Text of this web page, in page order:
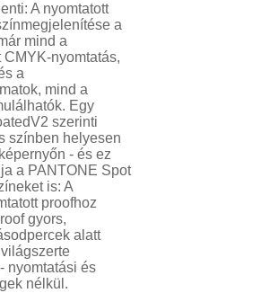
A nyomtatott
a
mind a
nyomtatás,
a
mind a
Egy
szerinti
színben helyesen
- és ez
a PANTONE Spot
is: A
proofhoz
gyors,
alatt
nyomtatási és
nélkül.